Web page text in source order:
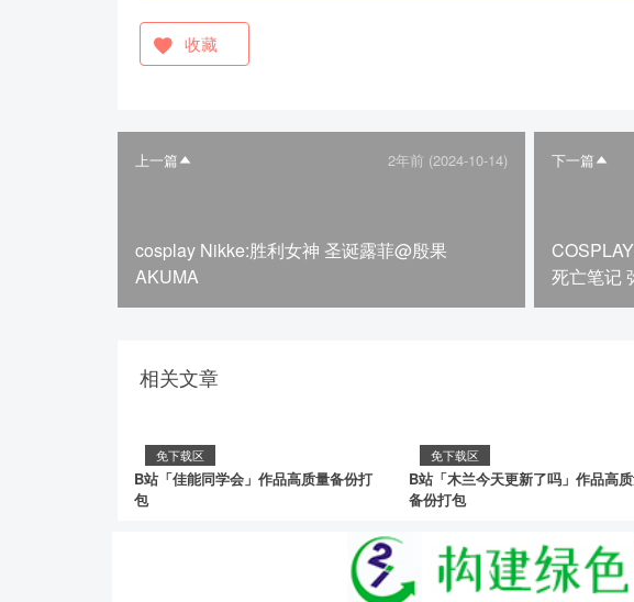
收藏
上一篇 2年前 (2024-10-14)
cosplay Nikke:胜利女神 圣诞露菲@殷果
AKUMA
下一篇
死亡笔记
相关文章
免下载区
B站「佳能同学会」作品高质量备份打
包
免下载区
B站「木兰今天更新了吗」作品高
备份打包